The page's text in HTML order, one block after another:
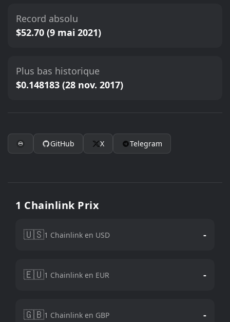
Record absolu
$52.70 (9 mai 2021)
Plus bas historique
$0.148183 (28 nov. 2017)
GitHub X Telegram
1 Chainlink Prix
🇺🇸1 Chainlink en USD -
🇪🇺1 Chainlink en EUR -
🇬🇧1 Chainlink en GBP -